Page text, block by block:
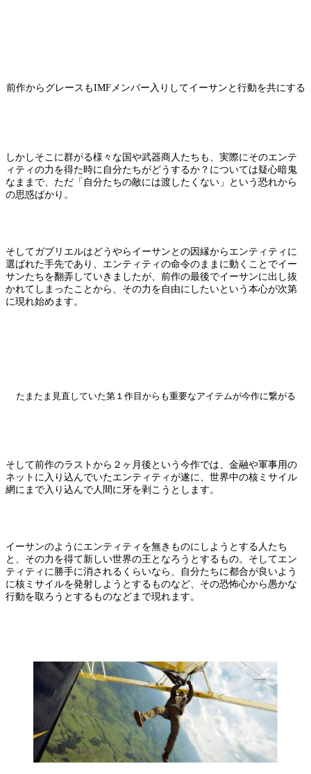
前作からグレースもIMFメンバー入りしてイーサンと行動を共にする
しかしそこに群がる様々な国や武器商人たちも、実際にそのエンテ
ィティの力を得た時に自分たちがどうするか？については疑心暗鬼
なままで、ただ「自分たちの敵には渡したくない」という恐れから
の思惑ばかり。
そしてガブリエルはどうやらイーサンとの因縁からエンティティに
選ばれた手先であり、エンティティの命令のままに動くことでイー
サンたちを翻弄していきましたが、前作の最後でイーサンに出し抜
かれてしまったことから、その力を自由にしたいという本心が次第
に現れ始めます。
たまたま見直していた第１作目からも重要なアイテムが今作に繋がる
そして前作のラストから２ヶ月後という今作では、金融や軍事用の
ネットに入り込んでいたエンティティが遂に、世界中の核ミサイル
網にまで入り込んで人間に牙を剥こうとします。
イーサンのようにエンティティを無きものにしようとする人たち
と、その力を得て新しい世界の王となろうとするもの。そしてエン
ティティに勝手に消されるくらいなら、自分たちに都合が良いよう
に核ミサイルを発射しようとするものなど、その恐怖心から愚かな
行動を取ろうとするものなどまで現れます。